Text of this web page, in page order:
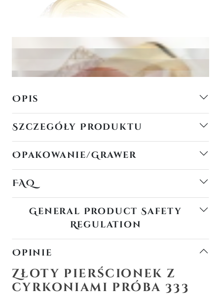
Opis
Szczegóły Produktu
Opakowanie/Grawer
FAQ
General Product Safety
Regulation
Opinie
Złoty pierścionek z
cyrkoniami próba 333